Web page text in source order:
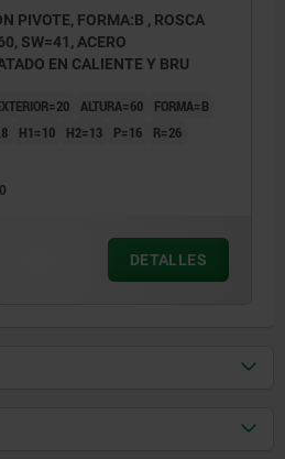
PIVOTE, FORMA:B , ROSCA
SW=41, ACERO
EN CALIENTE Y BRU
ALTURA=60
FORMA=B
H1=10 H2=13 P=16
R=26
DETALLES